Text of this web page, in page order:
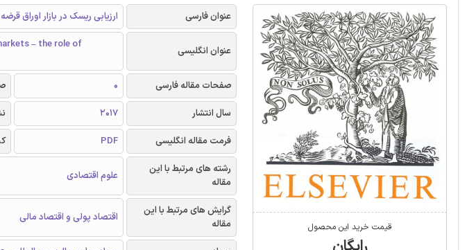
قیمت خرید این محصول
عنوان فارسی ارزیابی ریسک در بازار اوراق
عنوان انگلیسی
– the role of
صفحات مقاله فارسی
0
سال انتشار
2017
فرمت مقاله انگلیسی
PDF
رشته های مرتبط با این
مقاله
علوم اقتصادی
گرایش های مرتبط با این
مقاله
اقتصاد پولی و اقتصاد مالی